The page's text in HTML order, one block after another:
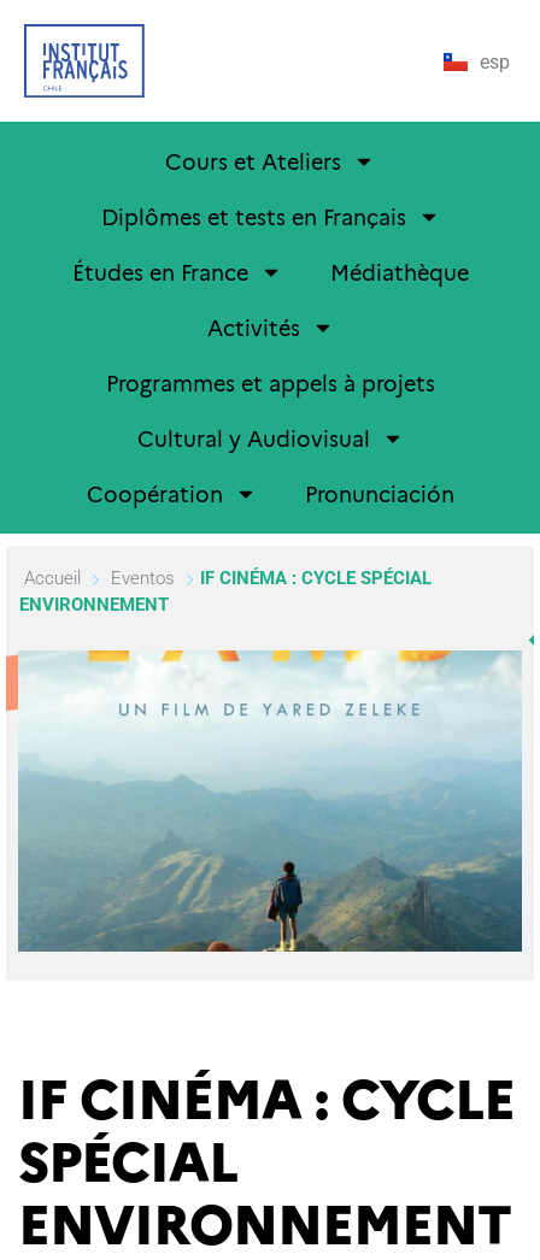
esp
Cours et Ateliers
Diplômes et tests en Français
Études en France
Médiathèque
Activités
Programmes et appels à projets
Cultural y Audiovisual
Coopération
Pronunciación
Accueil Eventos
IF CINÉMA : CYCLE SPÉCIAL
ENVIRONNEMENT
IF CINÉMA : CYCLE
SPÉCIAL
ENVIRONNEMENT